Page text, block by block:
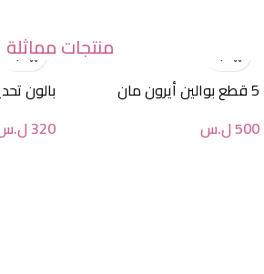
منتجات مماثلة
5 قطع بوالين أيرون مان
500ل.س
بالون
320